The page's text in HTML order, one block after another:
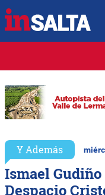
Y Además
Ismael
Despacio